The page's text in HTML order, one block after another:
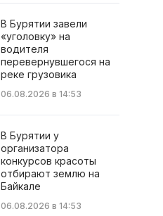
В Бурятии завели
«уголовку» на
водителя
перевернувшегося на
реке грузовика
06.08.2026 в 14:53
В Бурятии у
организатора
конкурсов красоты
отбирают землю на
Байкале
06.08.2026 в 14:53